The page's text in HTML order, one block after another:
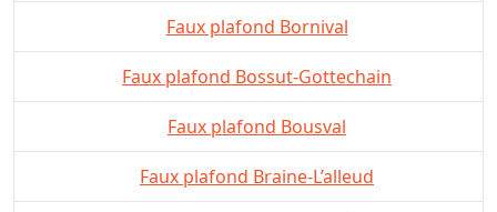
Faux plafond Bornival
Faux plafond Bossut-Gottechain
Faux plafond Bousval
Faux plafond Braine-L’alleud